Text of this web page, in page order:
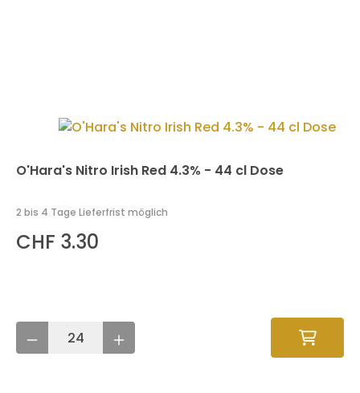
O'Hara's Nitro Irish Red 4.3% - 44 cl Dose
2 bis 4 Tage Lieferfrist möglich
CHF 3.30